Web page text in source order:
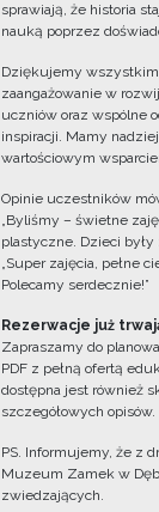
sprawiają, że historia
nauką poprzez
Dziękujemy
zaangażowanie w
uczniów oraz wspólne
inspiracji. Mamy
wartościowym
Opinie uczestników
„Byliśmy – świetne
plastyczne. Dzieci
„Super zajęcia, pełne
Polecamy serdecznie!”
Rezerwacje już
Zapraszamy do
PDF z pełną ofertą
dostępna jest również
szczegółowych opisów.
PS. Informujemy, że z
Muzeum Zamek w
zwiedzających.